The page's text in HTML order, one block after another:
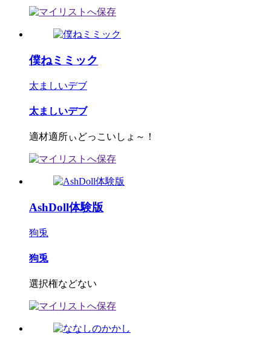
僕ねミミック
太ましいデブ
太ましいデブ
適材適所ぃどっこいしょ～！
AshDoll体験版
狗兎
狗兎
選択権などない